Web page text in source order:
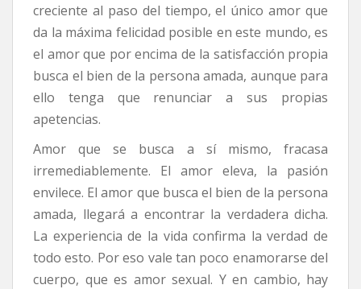
creciente al paso del tiempo, el único amor que
da la máxima felicidad posible en este mundo, es
el amor que por encima de la satisfacción propia
busca el bien de la persona amada, aunque para
ello tenga que renunciar a sus propias
apetencias.
Amor que se busca a sí mismo, fracasa
irremediablemente. El amor eleva, la pasión
envilece. El amor que busca el bien de la persona
amada, llegará a encontrar la verdadera dicha.
La experiencia de la vida confirma la verdad de
todo esto. Por eso vale tan poco enamorarse del
cuerpo, que es amor sexual. Y en cambio, hay